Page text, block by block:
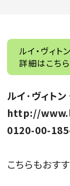
ルイ・ヴィト
詳細はこちら
ルイ･ヴィト
http://
0120-00-
こちらもおすす